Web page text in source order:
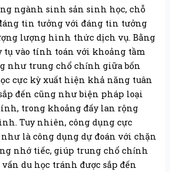
ngành sinh sản sinh học, chỗ
tin tưởng với đáng tin tưởng
lượng hình thức dịch vụ. Bằng
tụ vào tính toán với khoảng tầm
như trung chổ chính giữa bốn
cực kỳ xuất hiện khả năng tuân
đến cũng như biện pháp loại
trong khoảng đấy lan rộng
Tuy nhiên, công dụng cực
là công dụng dự đoán với chặn
nhớ tiếc, giúp trung chổ chính
du học tránh được sắp đến